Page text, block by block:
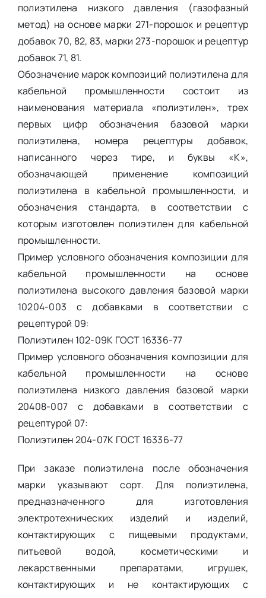
полиэтилена низкого давления (газофазный
метод) на основе марки 271-порошок и рецептур
добавок 70, 82, 83, марки 273-порошок и рецептур
добавок 71, 81.
Обозначение марок композиций полиэтилена для
кабельной промышленности состоит из
наименования материала «полиэтилен», трех
первых цифр обозначения базовой марки
полиэтилена, номера рецептуры добавок,
написанного через тире, и буквы «К»,
обозначающей применение композиций
полиэтилена в кабельной промышленности, и
обозначения стандарта, в соответствии с
которым изготовлен полиэтилен для кабельной
промышленности.
Пример условного обозначения композиции для
кабельной промышленности на основе
полиэтилена высокого давления базовой марки
10204-003 с добавками в соответствии с
рецептурой 09:
Полиэтилен 102-09К ГОСТ 16336-77
Пример условного обозначения композиции для
кабельной промышленности на основе
полиэтилена низкого давления базовой марки
20408-007 с добавками в соответствии с
рецептурой 07:
Полиэтилен 204-07К ГОСТ 16336-77
При заказе полиэтилена после обозначения
марки указывают сорт. Для полиэтилена,
предназначенного для изготовления
электротехнических изделий и изделий,
контактирующих с пищевыми продуктами,
питьевой водой, косметическими и
лекарственными препаратами, игрушек,
контактирующих и не контактирующих с